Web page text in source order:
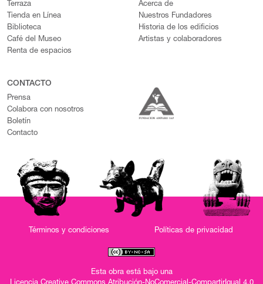
Terraza
Tienda en Línea
Biblioteca
Café del Museo
Renta de espacios
Acerca de
Nuestros Fundadores
Historia de los edificios
Artistas y colaboradores
CONTACTO
Prensa
Colabora con nosotros
Boletín
Contacto
Términos y condiciones Políticas de privacidad
Esta obra está bajo una